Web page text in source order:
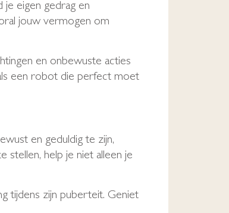
eigen gedrag en
jouw vermogen om
en onbewuste acties
een robot die perfect moet
en geduldig te zijn,
stellen, help je niet alleen je
tijdens zijn puberteit. Geniet